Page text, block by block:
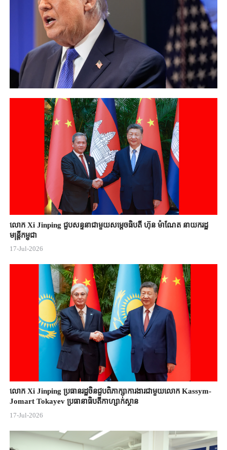
លោក Xi Jinping ជួបសន្ទនាជាមួយសម្តេចធិបតី ហ៊ុន ម៉ាណែត នាយករដ្ឋ
មន្ត្រីកម្ពុជា
17-Jul-2026
លោក Xi Jinping ប្រធានរដ្ឋចិន​ជួបពិភាក្សា​ការងារជាមួយ​លោក Kassym-
Jomart ​Tokayev ​ប្រធានាធិបតី​កាហ្សាក់ស្ថាន​
17-Jul-2026